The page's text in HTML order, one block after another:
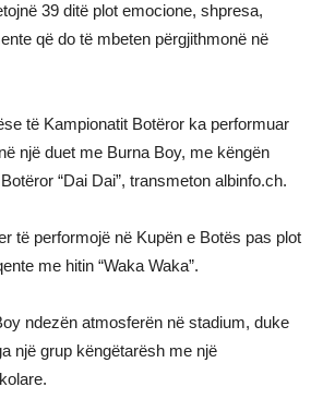
39 ditë plot emocione, shpresa,
që do të mbeten përgjithmonë në
të Kampionatit Botëror ka performuar
një duet me Burna Boy, me këngën
“Dai Dai”, transmeton albinfo.ch.
të performojë në Kupën e Botës pas plot
me hitin “Waka Waka”.
ndezën atmosferën në stadium, duke
një grup këngëtarësh me një